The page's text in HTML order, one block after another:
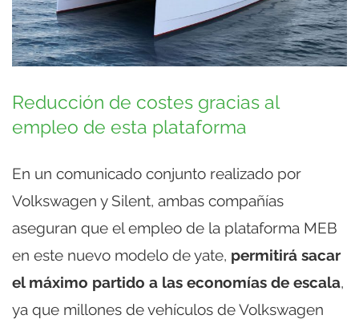
Reducción de costes gracias al
empleo de esta plataforma
En un comunicado conjunto realizado por
Volkswagen y Silent, ambas compañías
aseguran que el empleo de la plataforma MEB
en este nuevo modelo de yate, permitirá sacar
el máximo partido a las economías de escala,
ya que millones de vehículos de Volkswagen